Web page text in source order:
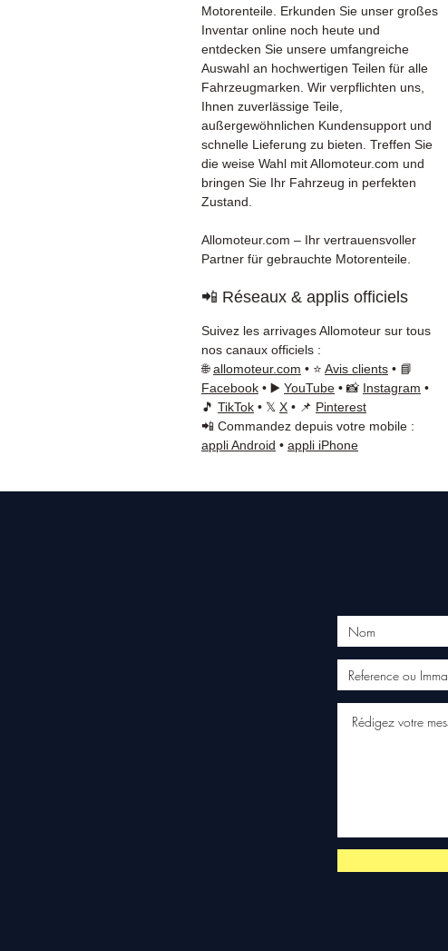
Motorenteile. Erkunden Sie unser großes
Inventar online noch heute und
entdecken Sie unsere umfangreiche
Auswahl an hochwertigen Teilen für alle
Fahrzeugmarken. Wir verpflichten uns,
Ihnen zuverlässige Teile,
außergewöhnlichen Kundensupport und
schnelle Lieferung zu bieten. Treffen Sie
die weise Wahl mit Allomoteur.com und
bringen Sie Ihr Fahrzeug in perfekten
Zustand.
Allomoteur.com – Ihr vertrauensvoller
Partner für gebrauchte Motorenteile.
📲 Réseaux & applis officiels
Suivez les arrivages Allomoteur sur tous
nos canaux officiels :
🌐allomoteur.com • ⭐ Avis clients • 📘
Facebook • ▶️ YouTube • 📸 Instagram •
🎵 TikTok • 𝕏 X • 📌 Pinterest
📲 Commandez depuis votre mobile :
appli Android • appli iPhone